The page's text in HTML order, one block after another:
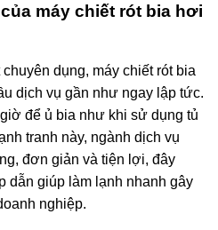
máy chiết rót bia hơi
dụng, máy chiết rót bia
dịch vụ gần như ngay lập tức.
để ủ bia như khi sử dụng tủ
tranh này, ngành dịch vụ
đơn giản và tiện lợi, đây
dẫn giúp làm lạnh nhanh gây
nghiệp.